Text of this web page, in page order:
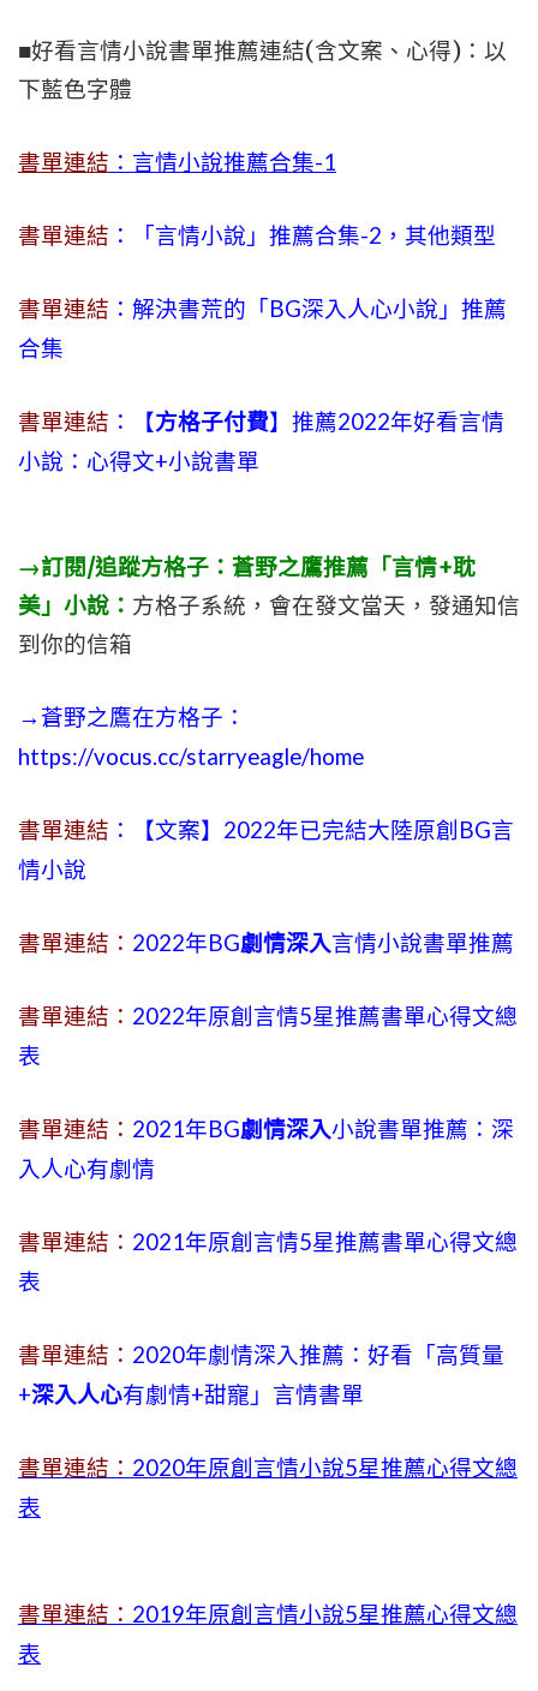
■好看言情小說書單推薦連結(含文案、心得)：以
下藍色字體
書單連結 ：言情小說推薦合集-1
書單連結 ：「言情小說」推薦合集-2，其他類型
書單連結 ：解決書荒的「BG深入人心小說」推薦
合集
書單連結 ：【方格子付費】推薦2022年好看言情
小說：心得文+小說書單
→訂閱/追蹤方格子：蒼野之鷹推薦「言情+耽
美」小說： 方格子系統，會在發文當天，發通知信
到你的信箱
→蒼野之鷹在方格子：
https://vocus.cc/starryeagle/home
書單連結 ：【文案】2022年已完結大陸原創BG言
情小說
書單連結： 2022年BG劇情深入言情小說書單推薦
書單連結： 2022年原創言情5星推薦書單心得文總
表
書單連結： 2021年BG劇情深入小說書單推薦：深
入人心有劇情
書單連結： 2021年原創言情5星推薦書單心得文總
表
書單連結： 2020年劇情深入推薦：好看「高質量
+深入人心有劇情+甜寵」言情書單
書單連結： 2020年原創言情小說5星推薦心得文總
表
書單連結： 2019年原創言情小說5星推薦心得文總
表